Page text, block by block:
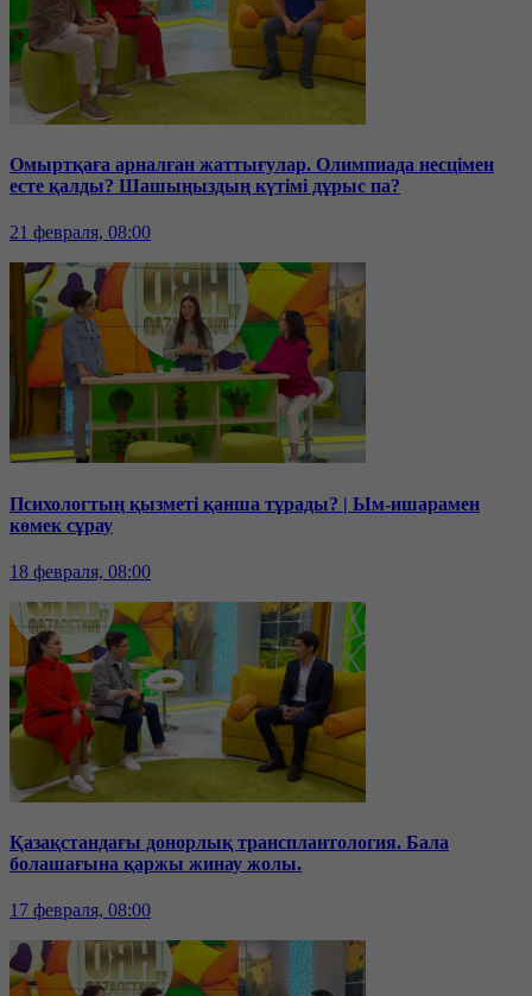
Омыртқаға арналған жаттығулар. Олимпиада несцімен
есте қалды? Шашыңыздың күтімі дұрыс па?
21 февраля, 08:00
Психологтың қызметі қанша тұрады? | Ым-ишарамен
көмек сұрау
18 февраля, 08:00
Қазақстандағы донорлық трансплантология. Бала
болашағына қаржы жинау жолы.
17 февраля, 08:00